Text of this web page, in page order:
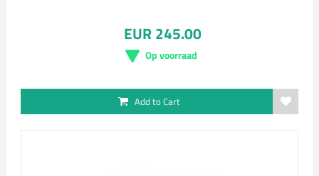
EUR 245.00
Op voorraad
Add to Cart